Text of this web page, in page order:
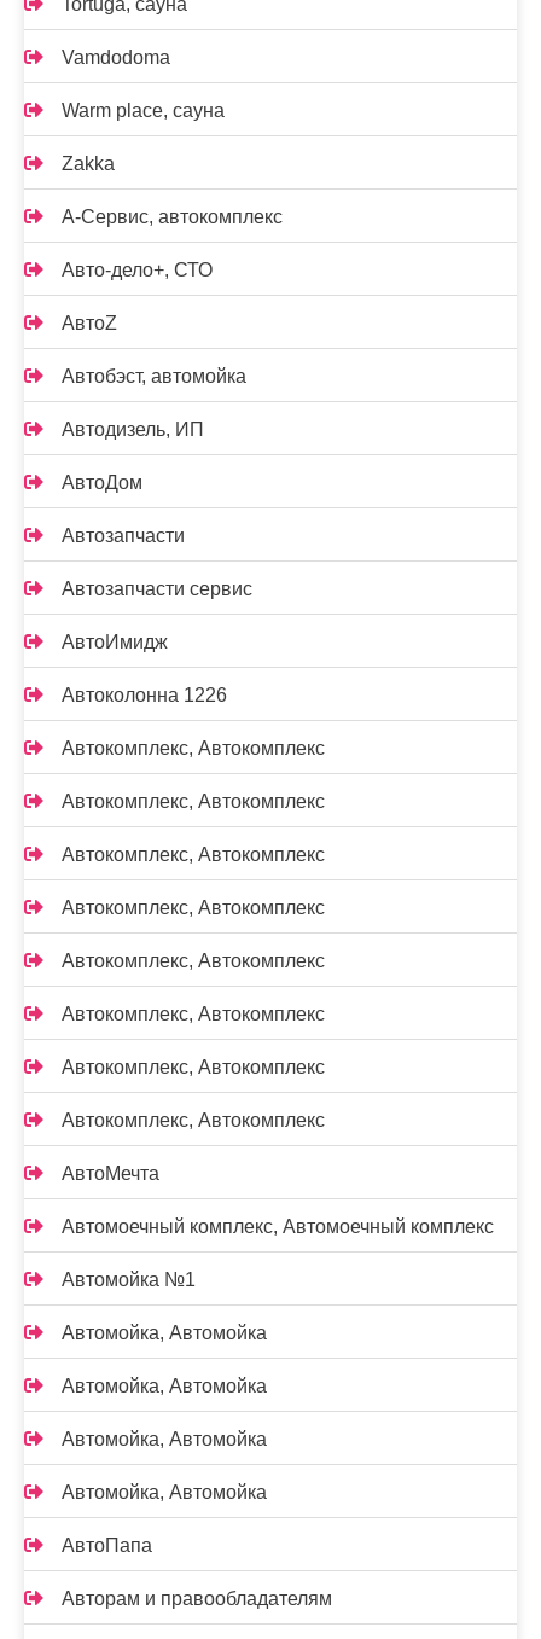
Vamdodoma
Warm place, сауна
Zakka
А-Сервис, автокомплекс
Авто-дело+, СТО
АвтоZ
Автобэст, автомойка
Автодизель, ИП
АвтоДом
Автозапчасти
Автозапчасти сервис
АвтоИмидж
Автоколонна 1226
Автокомплекс, Автокомплекс
Автокомплекс, Автокомплекс
Автокомплекс, Автокомплекс
Автокомплекс, Автокомплекс
Автокомплекс, Автокомплекс
Автокомплекс, Автокомплекс
Автокомплекс, Автокомплекс
Автокомплекс, Автокомплекс
АвтоМечта
Автомоечный комплекс, Автомоечный комплекс
Автомойка №1
Автомойка, Автомойка
Автомойка, Автомойка
Автомойка, Автомойка
Автомойка, Автомойка
АвтоПапа
Авторам и правообладателям